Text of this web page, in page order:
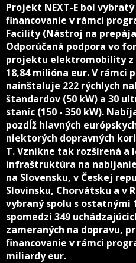
Projekt NEXT-E bol
financovanie v rámci
Facility (Nástroj na
Odporúčaná podpora vo
projektu elektromobility z
18,84 milióna eur. V rámci
nainštaluje 222 rýchlych
štandardov (50 kW) a 30
staníc (150 - 350 kW).
pozdĺž hlavných
niektorých dopravných
T. Vznikne tak rozšírená a
infraštruktúra na
na Slovensku, v Českej
Slovinsku, Chorvátsku a v
vybraný spolu s ostatnými
spomedzi 349
zameraných na dopravu,
financovanie v rámci
miliardy eur.